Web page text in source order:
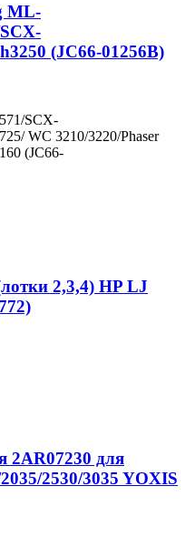
ML-
(JC66-01256B)
SCX-
WC 3210/3220/Phaser
(JC66-
2,3,4) HP LJ
2AR07230 для
2530/3035 YOXIS